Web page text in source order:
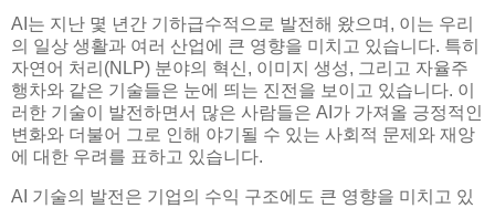
AI는 지난 몇 년간 기하급수적으로 발전해 왔으며, 이는 우리
의 일상 생활과 여러 산업에 큰 영향을 미치고 있습니다. 특히
자연어 처리(NLP) 분야의 혁신, 이미지 생성, 그리고 자율주
행차와 같은 기술들은 눈에 띄는 진전을 보이고 있습니다. 이
러한 기술이 발전하면서 많은 사람들은 AI가 가져올 긍정적인
변화와 더불어 그로 인해 야기될 수 있는 사회적 문제와 재앙
에 대한 우려를 표하고 있습니다.
AI 기술의 발전은 기업의 수익 구조에도 큰 영향을 미치고 있